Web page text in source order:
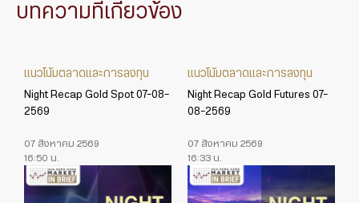
บทความที่เกี่ยวข้อง
แนวโน้มตลาดและการลงทุน
Night Recap Gold Spot 07-08-
2569
07 สิงหาคม 2569
16:50 น.
แนวโน้มตลาดและการลงทุน
Night Recap Gold Futures 07-
08-2569
07 สิงหาคม 2569
16:33 น.